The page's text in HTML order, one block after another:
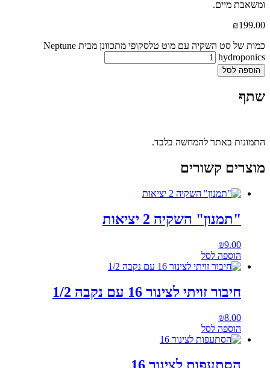
ומשאבת מיים.
₪199.00
כמות של סט השקיה עם מוט טלסקופי מתכוונן מבית Neptune
hydroponics
הוספה לסל
שתף
התמונות באתר להמחשה בלבד.
מוצרים קשורים
"תמנון" השקיה 2 יציאות
₪9.00
הוספה לסל
חיבור זויתי לצינור 16 עם נקבה 1/2
₪8.00
הוספה לסל
הסתעפות לצינור 16